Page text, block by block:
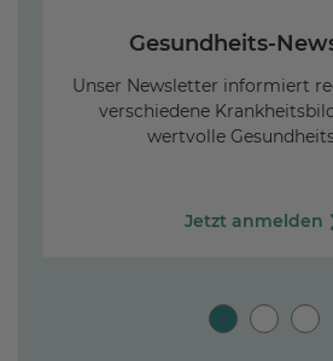
Gesundheits-
Unser Newsletter informiert
verschiedene
wertvolle
Jetzt anmelden